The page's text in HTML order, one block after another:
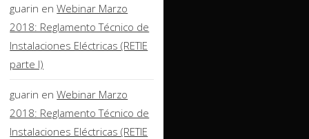
guarin enWebinar Marzo
2018: Reglamento Técnico de
Instalaciones Eléctricas (RETIE
parte I)
guarin enWebinar Marzo
2018: Reglamento Técnico de
Instalaciones Eléctricas (RETIE